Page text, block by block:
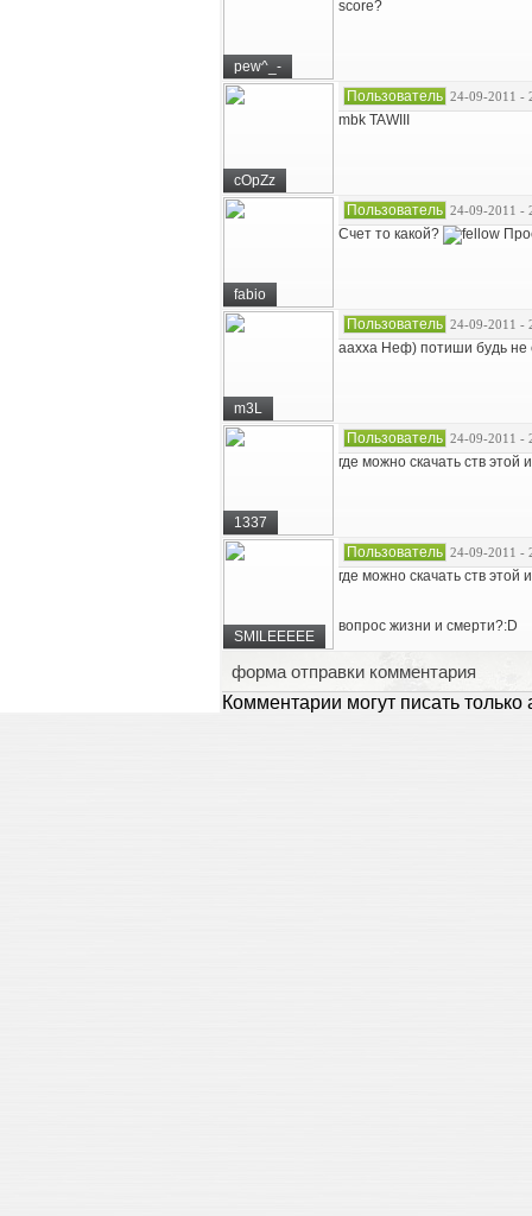
pew^_-
score?
cOpZz
Пользователь 24-09-2011 -
mbk TAWIII
fabio
Пользователь 24-09-2011 -
Счет то какой?
m3L
Пользователь 24-09-2011 -
аахха Неф) потиши будь не
1337
Пользователь 24-09-2011 -
где можно скачать ств этой
SMILEEEEE
Пользователь 24-09-2011 -
где можно скачать ств этой
вопрос жизни и смерти?:D
форма отправки комментария
Комментарии могут писать